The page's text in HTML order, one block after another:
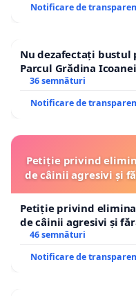
Notificare de
Nu dezafectați bustul
Parcul Grădina
36 semnături
Notificare de
Petiție privind
de câinii agresivi și
Petiție privind
de câinii agresivi și
46 semnături
Notificare de